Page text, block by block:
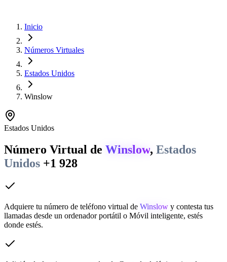
Inicio
Números Virtuales
Estados Unidos
Winslow
Estados Unidos
Número Virtual de Winslow, Estados
Unidos +1 928
Adquiere tu número de teléfono virtual de Winslow y contesta tus
llamadas desde un ordenador portátil o Móvil inteligente, estés
donde estés.